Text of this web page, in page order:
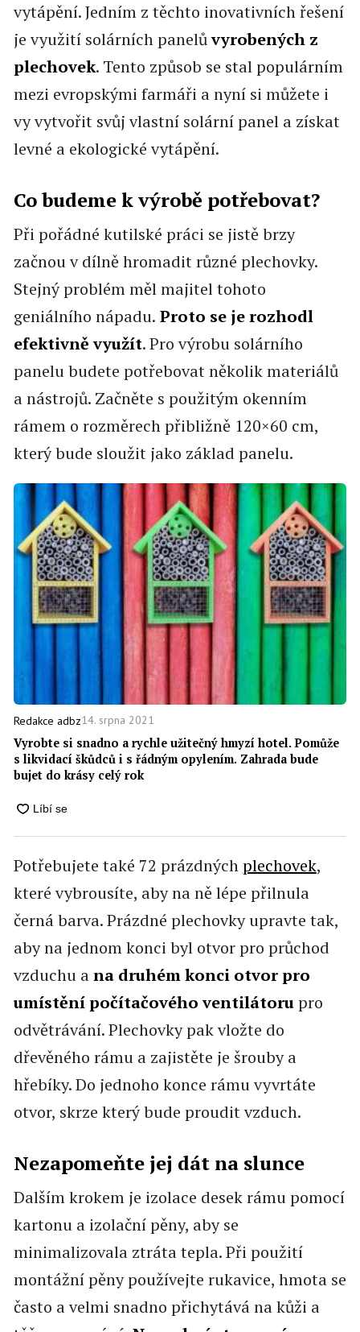
vytápění. Jedním z těchto inovativních řešení
je využití solárních panelůvyrobených z
plechovek. Tento způsob se stal populárním
mezi evropskými farmáři a nyní si můžete i
vy vytvořit svůj vlastní solární panel a získat
levné a ekologické vytápění.
Co budeme k výrobě potřebovat?
Při pořádné kutilské práci se jistě brzy
začnou v dílně hromadit různé plechovky.
Stejný problém měl majitel tohoto
geniálního nápadu. Proto se je rozhodl
efektivně využít. Pro výrobu solárního
panelu budete potřebovat několik materiálů
a nástrojů. Začněte s použitým okenním
rámem o rozměrech přibližně 120×60 cm,
který bude sloužit jako základ panelu.
Redakce adbz14. srpna 2021
Vyrobte si snadno a rychle užitečný hmyzí hotel. Pomůže
s likvidací škůdců i s řádným opylením. Zahrada bude
bujet do krásy celý rok
Potřebujete také 72 prázdnýchplechovek,
které vybrousíte, aby na ně lépe přilnula
černá barva. Prázdné plechovky upravte tak,
aby na jednom konci byl otvor pro průchod
vzduchu ana druhém konci otvor pro
umístění počítačového ventilátorupro
odvětrávání. Plechovky pak vložte do
dřevěného rámu a zajistěte je šrouby a
hřebíky. Do jednoho konce rámu vyvrtáte
otvor, skrze který bude proudit vzduch.
Nezapomeňte jej dát na slunce
Dalším krokem je izolace desek rámu pomocí
kartonu a izolační pěny, aby se
minimalizovala ztráta tepla. Při použití
montážní pěny používejte rukavice, hmota se
často a velmi snadno přichytává na kůži a